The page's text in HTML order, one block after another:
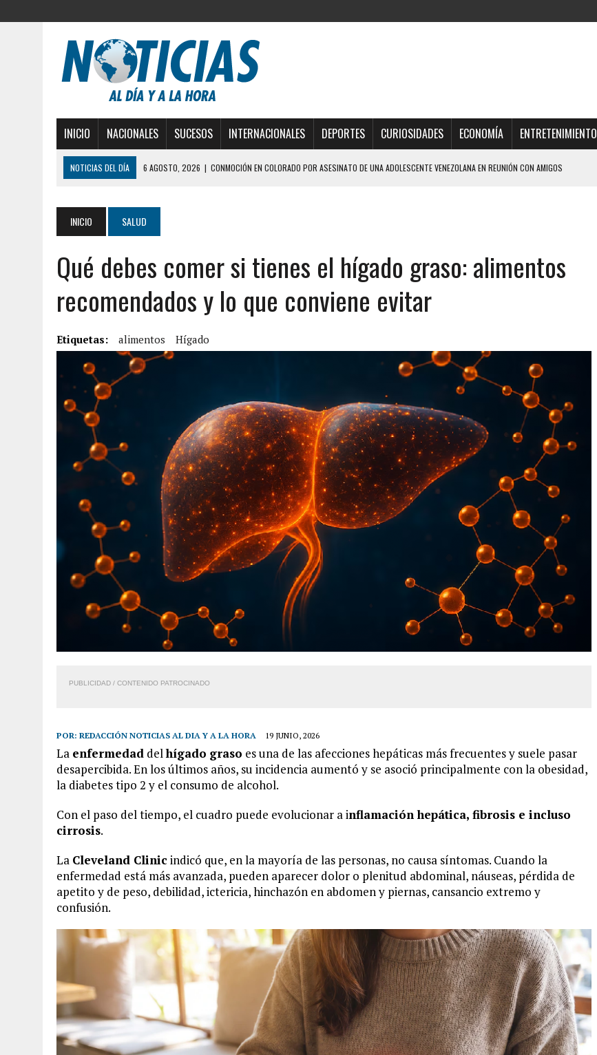
INICIO NACIONALES SUCESOS INTERNACIONALES DEPORTES CURIOSIDADES ECONOMÍA ENTRETENIMIENTO
NOTICIAS DEL DÍA 6 AGOSTO, 2026 | CONMOCIÓN EN COLORADO POR ASESINATO DE UNA ADOLESCENTE VENEZOLANA EN REUNIÓN CON AMIGOS
3 AGOSTO, 2026 | LA INCREÍBLE FORMA EN LA QUE SOBREVIVIÓ UN HOMBRE Y SU FAMILIA TRAS LOS TERREMOTOS: CAYERON DESDE EL PISO NUEVE DEL
EDIFICIO PETUNIA
7 AGOSTO, 2026 | FUGA DE GAS GENERÓ EXPLOSIÓN EN LOCAL COMERCIAL DE CHACAO
7 AGOSTO, 2026
HOMBRE ASESINÓ A SU TÍA CON UN PUÑAL Y DEJÓ HERIDAS A SU PRIMA Y A OTRO FAMILIAR EN BOLÍVAR
7 AGOSTO, 2026 | LOCALIZARON CUERPO DE ‘LA SEÑORA DE LAS UÑAS BONITAS’ 42 DÍAS DESPUÉS DE LOS TERREMOTOS EN LA GUAIRA
6 AGOSTO, 2026 | MISTERIOSA MUERTE DE MODELO EN MONAGAS: HALLARON EL CUERPO DENTRO DE SU CASA
6 AGOSTO, 2026
BARINAS: ADOLESCENTE SE QUITÓ LA VIDA TRAS SER ACOSADA Y ABUSADA POR LA PAREJA DE SU ABUELA
INICIO SALUD
Qué debes comer si tienes el hígado graso: alimentos
recomendados y lo que conviene evitar
Etiquetas: alimentos Hígado
PUBLICIDAD / CONTENIDO PATROCINADO
POR: REDACCIÓN NOTICIAS AL DIA Y A LA HORA 19 JUNIO, 2026
La enfermedad delhígado graso es una de las afecciones hepáticas más frecuentes y suele pasar
desapercibida. En los últimos años, su incidencia aumentó y se asoció principalmente con la obesidad,
la diabetes tipo 2 y el consumo de alcohol.
Con el paso del tiempo, el cuadro puede evolucionar a inflamación hepática, fibrosis e incluso
cirrosis.
La Cleveland Clinicindicó que, en la mayoría de las personas, no causa síntomas. Cuando la
enfermedad está más avanzada, pueden aparecer dolor o plenitud abdominal, náuseas, pérdida de
apetito y de peso, debilidad, ictericia, hinchazón en abdomen y piernas, cansancio extremo y
confusión.